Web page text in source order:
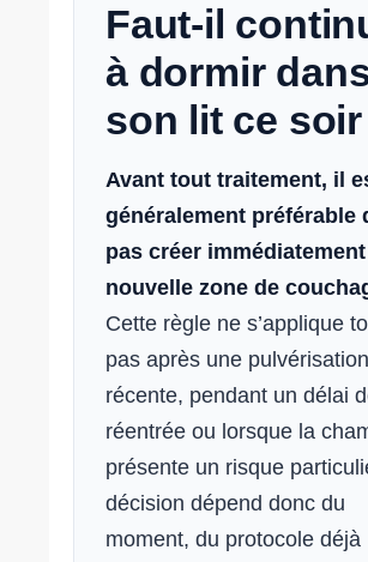
Faut-il
à dormir
son lit ce
Avant tout traitement, il
généralement préférable
pas créer
nouvelle zone de
Cette règle ne s’applique
pas après une pulvérisation
récente, pendant un délai
réentrée ou lorsque la
présente un risque
décision dépend donc du
moment, du protocole déjà